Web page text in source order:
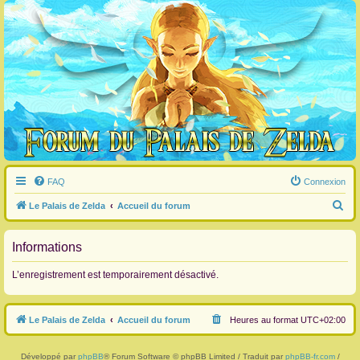
FAQ Connexion
Le Palais de Zelda Accueil du forum
e
h
r
c
Informations
L’enregistrement est temporairement désactivé.
Le Palais de Zelda Accueil du forum Heures au format UTC+02:00
Développé par phpBB® Forum Software © phpBB Limited / Traduit par phpBB-fr.com/